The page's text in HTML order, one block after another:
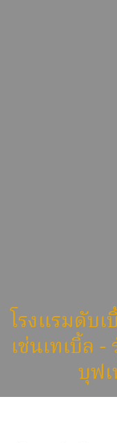
โรงแรมดับ
เช่นเทเบิ้ล
บุฟ